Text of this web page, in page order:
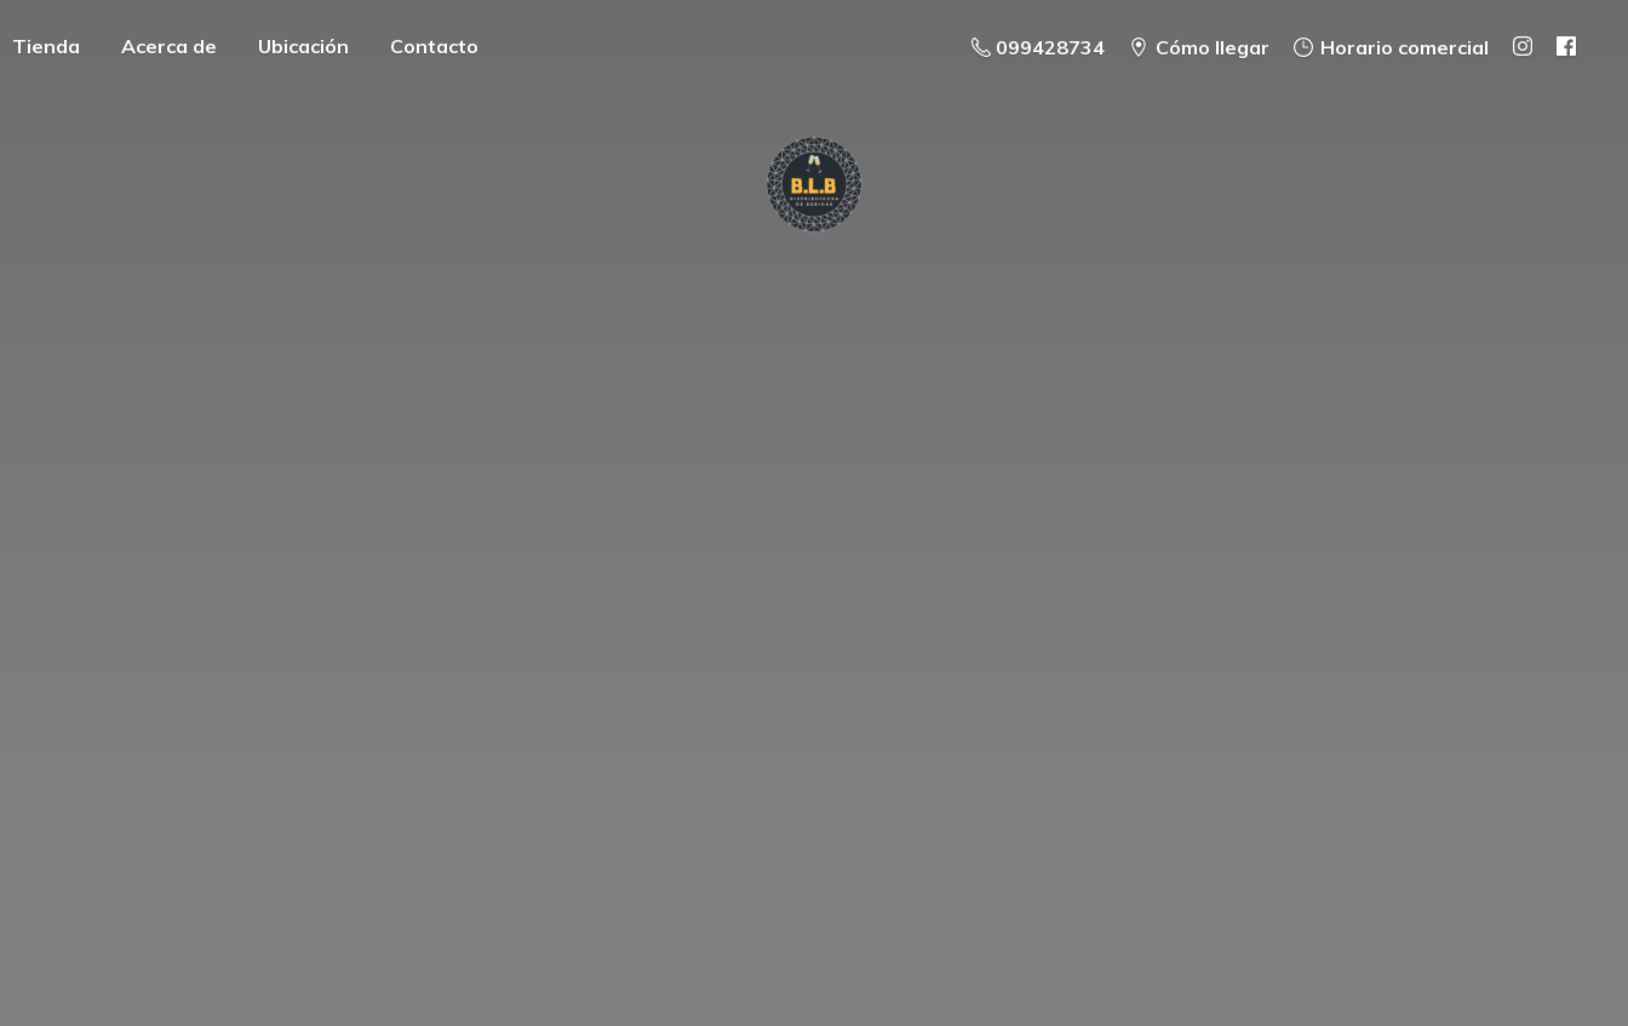
Tienda Acerca de Ubicación Contacto 099428734 Cómo llegar Horario comercial